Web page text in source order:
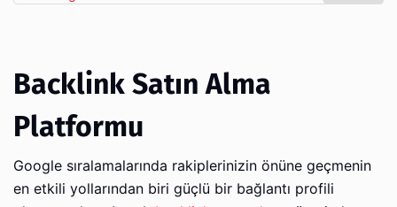
Backlink Satın Alma
Platformu
Google sıralamalarında rakiplerinizin önüne geçmenin
en etkili yollarından biri güçlü bir bağlantı profili